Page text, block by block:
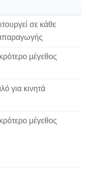
σε κάθε
μέγεθος
για κινητά
μέγεθος